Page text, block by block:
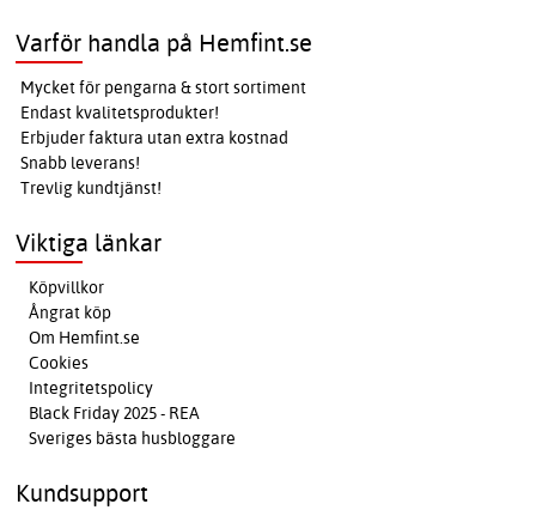
Varför handla på Hemfint.se
Mycket för pengarna & stort sortiment
Endast kvalitetsprodukter!
Erbjuder faktura utan extra kostnad
Snabb leverans!
Trevlig kundtjänst!
Viktiga länkar
Köpvillkor
Ångrat köp
Om Hemfint.se
Cookies
Integritetspolicy
Black Friday 2025 - REA
Sveriges bästa husbloggare
Kundsupport